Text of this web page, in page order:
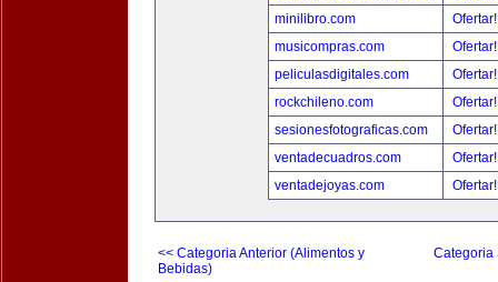
minilibro.com
musicompras.com
peliculasdigitales.com
rockchileno.com
sesionesfotograficas.com
ventadecuadros.com
ventadejoyas.com
<< Categoria Anterior (Alimentos y
Bebidas)
Categoria